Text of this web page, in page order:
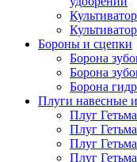
Бороны и сцепки
Борона
Борона
Борона
Плуги навесные
Плуг
Плуг
Плуг
Плуг